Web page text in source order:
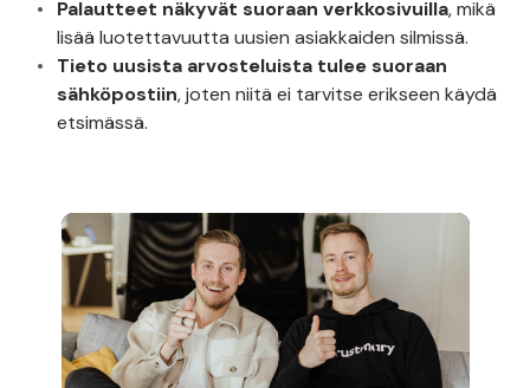
Palautteet näkyvät suoraan verkkosivuilla, mikä
lisää luotettavuutta uusien asiakkaiden silmissä.
Tieto uusista arvosteluista tulee suoraan
sähköpostiin, joten niitä ei tarvitse erikseen käydä
etsimässä.